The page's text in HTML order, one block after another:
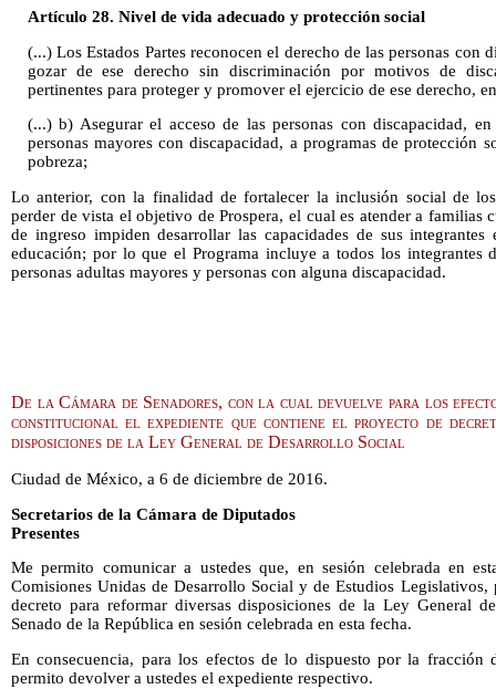
Artículo 28. Nivel de vida adecuado y protección social
(...) Los Estados Partes reconocen el derecho de las personas con
gozar de ese derecho sin discriminación por motivos de
pertinentes para proteger y promover el ejercicio de ese derecho,
(...) b) Asegurar el acceso de las personas con discapacidad,
personas mayores con discapacidad, a programas de protección
pobreza;
Lo anterior, con la finalidad de fortalecer la inclusión social de
perder de vista el objetivo de Prospera, el cual es atender a familias
de ingreso impiden desarrollar las capacidades de sus
educación; por lo que el Programa incluye a todos los integrantes
personas adultas mayores y personas con alguna discapacidad.
De la Cámara de Senadores, con la cual devuelve para los
constitucional el expediente que contiene el proyecto de
disposiciones de la Ley General de Desarrollo Social
Ciudad de México, a 6 de diciembre de 2016.
Secretarios de la Cámara de Diputados
Presentes
Me permito comunicar a ustedes que, en sesión celebrada en
Comisiones Unidas de Desarrollo Social y de Estudios
decreto para reformar diversas disposiciones de la Ley General
Senado de la República en sesión celebrada en esta fecha.
En consecuencia, para los efectos de lo dispuesto por la
permito devolver a ustedes el expediente respectivo.